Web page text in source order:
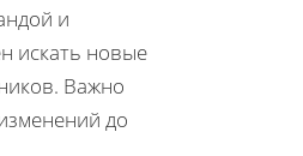
и
искать новые
Важно
до